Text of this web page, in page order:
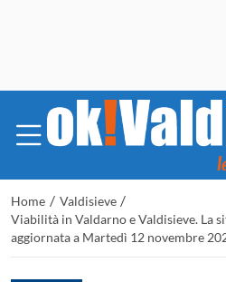
Home / Valdisieve /
Viabilità in Valdarno e Valdisieve. La
aggiornata a Martedì 12 novembre